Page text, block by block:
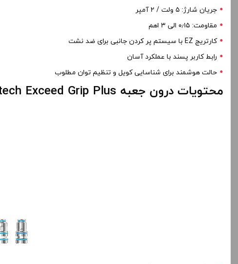
جریان شارژ: ۵ ولت / ۲ آمپر
مقاومت: ۰٫۱۵ الی ۳ اهم
کارتریج EZ با سیستم پر کردن جانبی برای ضد نشت
رابط کاربر پسند با عملکرد آسان
حالت هوشمند برای شناسایی کویل و تنظیم توان مطلوب
محتویات درون جعبه Joyetech Exceed Grip Plus